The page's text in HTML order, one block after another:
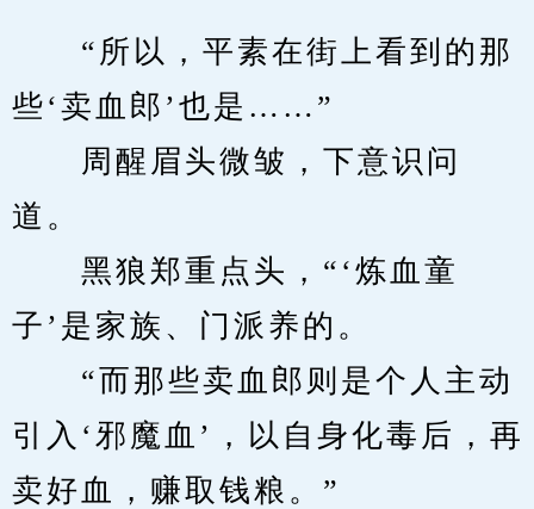
“所以，平素在街上看到的那
些‘卖血郎’也是……”
周醒眉头微皱，下意识问
道。
黑狼郑重点头，“‘炼血童
子’是家族、门派养的。
“而那些卖血郎则是个人主动
引入‘邪魔血’，以自身化毒后，再
卖好血，赚取钱粮。”